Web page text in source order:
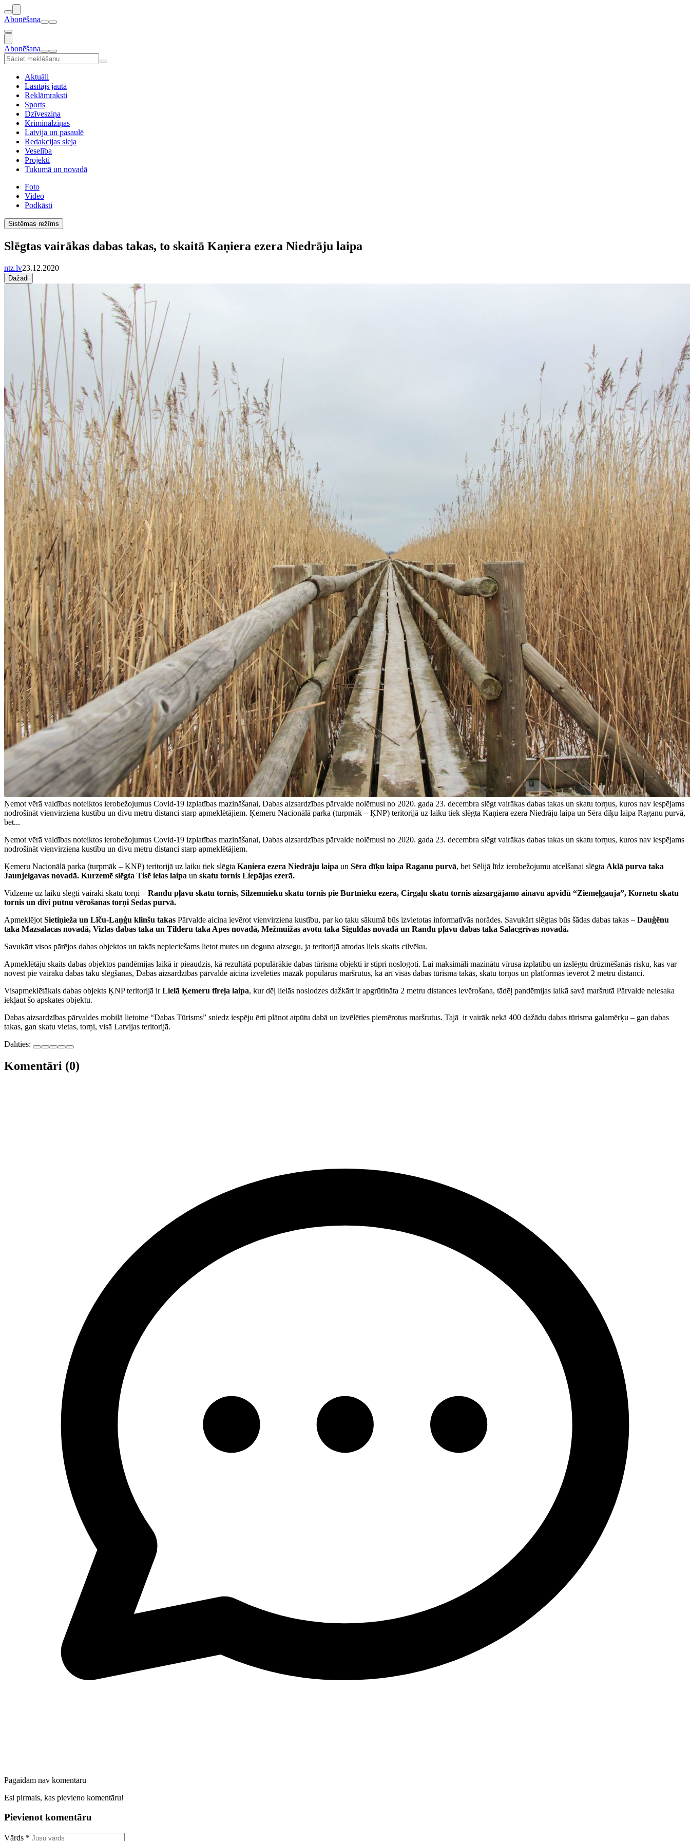
Abonēšana
Abonēšana
Aktuāli
Lasītājs jautā
Reklāmraksti
Sports
Dzīvesziņa
Kriminālziņas
Latvija un pasaulē
Redakcijas sleja
Veselība
Projekti
Tukumā un novadā
Foto
Video
Podkāsti
Sistēmas režīms
Slēgtas vairākas dabas takas, to skaitā Kaņiera ezera Niedrāju laipa
ntz.lv23.12.2020
Dažādi
Ņemot vērā valdības noteiktos ierobežojumus Covid-19 izplatības mazināšanai, Dabas aizsardzības pārvalde nolēmusi no 2020. gada 23. decembra slēgt vairākas dabas takas un skatu torņus, kuros nav iespējams
nodrošināt vienvirziena kustību un divu metru distanci starp apmeklētājiem. Ķemeru Nacionālā parka (turpmāk – ĶNP) teritorijā uz laiku tiek slēgta Kaņiera ezera Niedrāju laipa un Sēra dīķu laipa Raganu purvā,
bet...
Ņemot vērā valdības noteiktos ierobežojumus Covid-19 izplatības mazināšanai, Dabas aizsardzības pārvalde nolēmusi no 2020. gada 23. decembra slēgt vairākas dabas takas un skatu torņus, kuros nav iespējams
nodrošināt vienvirziena kustību un divu metru distanci starp apmeklētājiem.
Ķemeru Nacionālā parka (turpmāk – ĶNP) teritorijā uz laiku tiek slēgta Kaņiera ezera Niedrāju laipa un Sēra dīķu laipa Raganu purvā, bet Sēlijā līdz ierobežojumu atcelšanai slēgta Aklā purva taka
Jaunjelgavas novadā. Kurzemē slēgta Tisē ielas laipa un skatu tornis Liepājas ezerā.
Vidzemē uz laiku slēgti vairāki skatu torņi – Randu pļavu skatu tornis, Silzemnieku skatu tornis pie Burtnieku ezera, Cirgaļu skatu tornis aizsargājamo ainavu apvidū “Ziemeļgauja”, Kornetu skatu
tornis un divi putnu vērošanas torņi Sedas purvā.
Apmeklējot Sietiņieža un Līču-Laņģu klinšu takas Pārvalde aicina ievērot vienvirziena kustību, par ko taku sākumā būs izvietotas informatīvās norādes. Savukārt slēgtas būs šādas dabas takas – Dauģēnu
taka Mazsalacas novadā, Vizlas dabas taka un Tilderu taka Apes novadā, Mežmuižas avotu taka Siguldas novadā un Randu pļavu dabas taka Salacgrīvas novadā.
Savukārt visos pārējos dabas objektos un takās nepieciešams lietot mutes un deguna aizsegu, ja teritorijā atrodas liels skaits cilvēku.
Apmeklētāju skaits dabas objektos pandēmijas laikā ir pieaudzis, kā rezultātā populārākie dabas tūrisma objekti ir stipri noslogoti. Lai maksimāli mazinātu vīrusa izplatību un izslēgtu drūzmēšanās risku, kas var
novest pie vairāku dabas taku slēgšanas, Dabas aizsardzības pārvalde aicina izvēlēties mazāk populārus maršrutus, kā arī visās dabas tūrisma takās, skatu torņos un platformās ievērot 2 metru distanci.
Visapmeklētākais dabas objekts ĶNP teritorijā irLielā Ķemeru tīreļa laipa, kur dēļ lielās noslodzes dažkārt ir apgrūtināta 2 metru distances ievērošana, tādēļ pandēmijas laikā savā maršrutā Pārvalde neiesaka
iekļaut šo apskates objektu.
Dabas aizsardzības pārvaldes mobilā lietotne “Dabas Tūrisms” sniedz iespēju ērti plānot atpūtu dabā un izvēlēties piemērotus maršrutus. Tajā ir vairāk nekā 400 dažādu dabas tūrisma galamērķu – gan dabas
takas, gan skatu vietas, torņi, visā Latvijas teritorijā.
Dalīties:
Komentāri (0)
Pagaidām nav komentāru
Esi pirmais, kas pievieno komentāru!
Pievienot komentāru
Confirm your email address
Vārds *